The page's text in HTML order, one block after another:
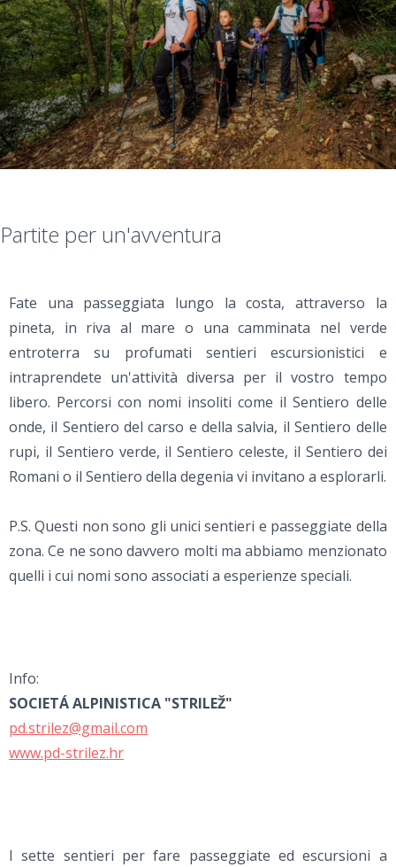
Partite per un'avventura
Fate una passeggiata lungo la costa, attraverso la
pineta, in riva al mare o una camminata nel verde
entroterra su profumati sentieri escursionistici e
intraprendete un'attività diversa per il vostro tempo
libero. Percorsi con nomi insoliti come il Sentiero delle
onde, il Sentiero del carso e della salvia, il Sentiero delle
rupi, il Sentiero verde, il Sentiero celeste, il Sentiero dei
Romani o il Sentiero della degenia vi invitano a esplorarli.
P.S. Questi non sono gli unici sentieri e passeggiate della
zona. Ce ne sono davvero molti ma abbiamo menzionato
quelli i cui nomi sono associati a esperienze speciali.
Info:
SOCIETÁ ALPINISTICA "STRILEŽ"
pd.strilez@gmail.com
www.pd-strilez.hr
I sette sentieri per fare passeggiate ed escursioni a